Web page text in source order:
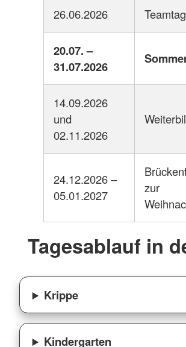
26.06.2026 Teamtag
20.07. –
31.07.2026
14.09.2026
und
02.11.2026
24.12.2026 –
05.01.2027
zur
Tagesablauf in
Krippe
Kindergarten